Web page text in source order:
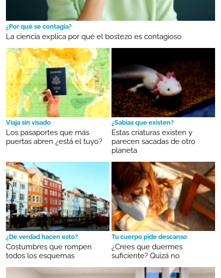
¿Por qué se contagia?
La ciencia explica por qué el bostezo es contagioso
Viaja sin visado
Los pasaportes que más
puertas abren ¿está el tuyo?
¿Sabías que existen?
Estas criaturas existen y
parecen sacadas de otro
planeta
¿De verdad hacen esto?
Costumbres que rompen
todos los esquemas
Tu cuerpo pide descanso
¿Crees que duermes
suficiente? Quizá no